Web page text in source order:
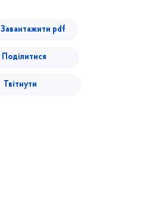
Завантажити pdf
Поділитися
Твітнути